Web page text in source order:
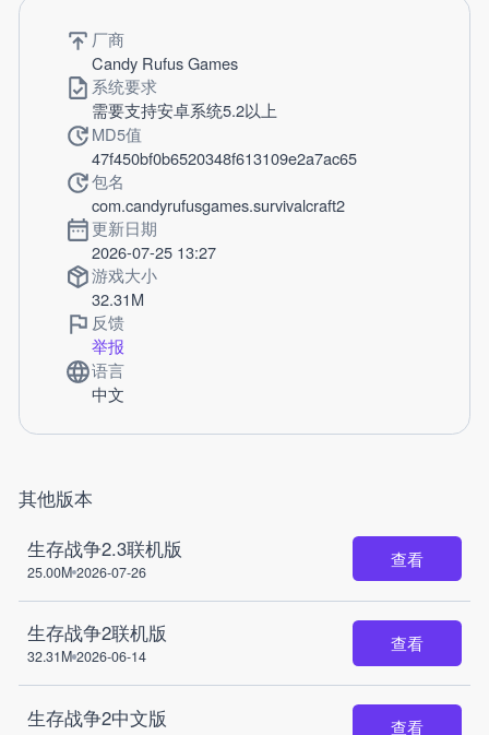
厂商
Candy Rufus Games
系统要求
需要支持安卓系统5.2以上
MD5值
47f450bf0b6520348f613109e2a7ac65
包名
com.candyrufusgames.survivalcraft2
更新日期
2026-07-25 13:27
游戏大小
32.31M
反馈
举报
语言
中文
其他版本
生存战争2.3联机版
25.00M 2026-07-26
查看
生存战争2联机版
32.31M 2026-06-14
查看
生存战争2中文版 查看